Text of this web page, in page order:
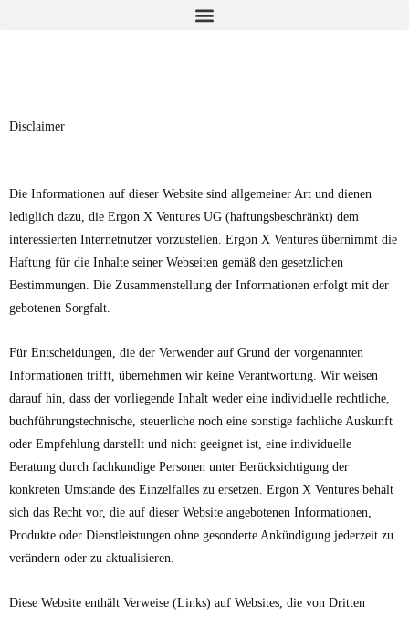
Disclaimer
Die Informationen auf dieser Website sind allgemeiner Art und dienen
lediglich dazu, die Ergon X Ventures UG (haftungsbeschränkt) dem
interessierten Internetnutzer vorzustellen. Ergon X Ventures übernimmt die
Haftung für die Inhalte seiner Webseiten gemäß den gesetzlichen
Bestimmungen. Die Zusammenstellung der Informationen erfolgt mit der
gebotenen Sorgfalt.
Für Entscheidungen, die der Verwender auf Grund der vorgenannten
Informationen trifft, übernehmen wir keine Verantwortung. Wir weisen
darauf hin, dass der vorliegende Inhalt weder eine individuelle rechtliche,
buchführungstechnische, steuerliche noch eine sonstige fachliche Auskunft
oder Empfehlung darstellt und nicht geeignet ist, eine individuelle
Beratung durch fachkundige Personen unter Berücksichtigung der
konkreten Umstände des Einzelfalles zu ersetzen. Ergon X Ventures behält
sich das Recht vor, die auf dieser Website angebotenen Informationen,
Produkte oder Dienstleistungen ohne gesonderte Ankündigung jederzeit zu
verändern oder zu aktualisieren.
Diese Website enthält Verweise (Links) auf Websites, die von Dritten